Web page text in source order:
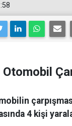
4 kişi